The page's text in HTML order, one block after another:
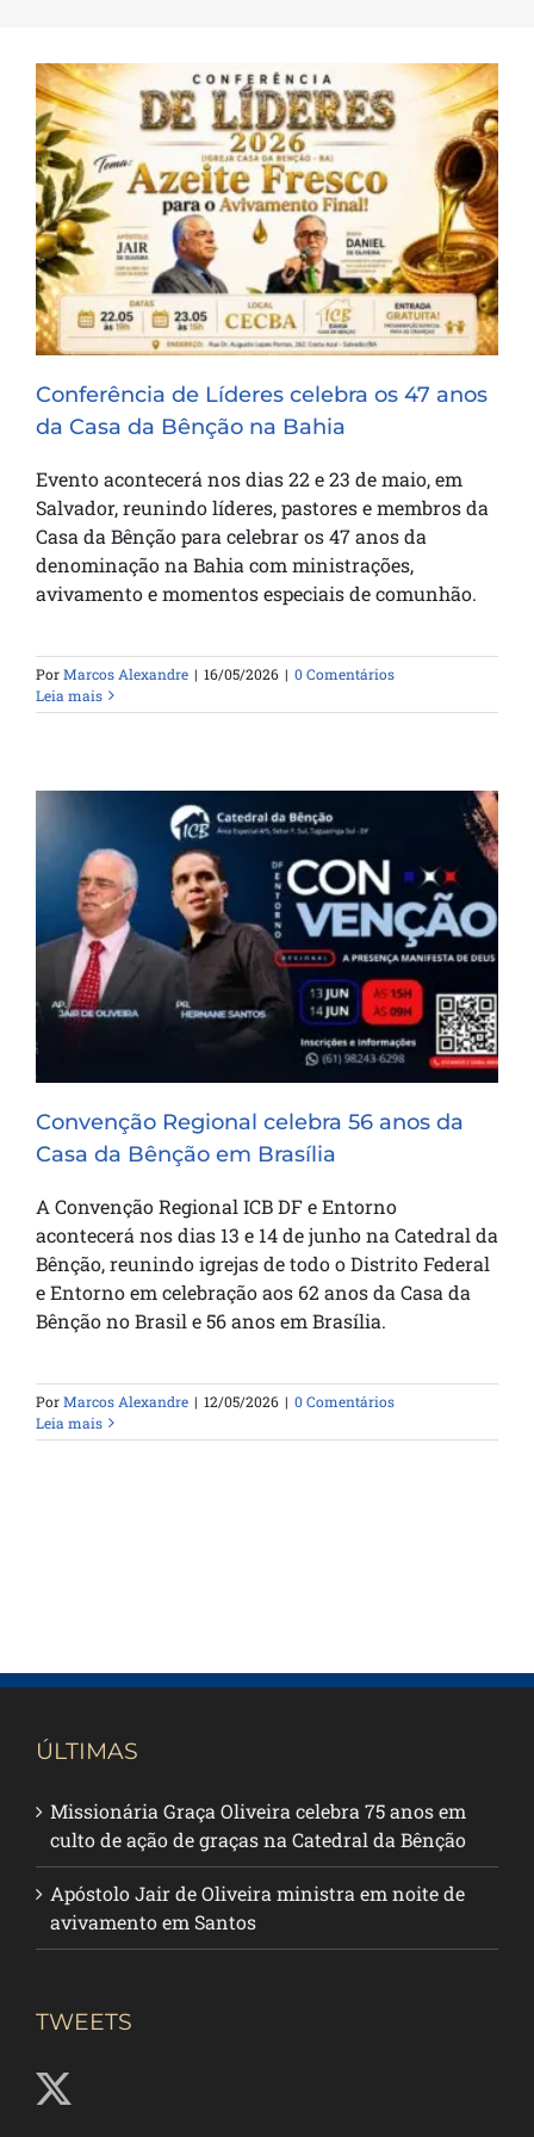
Conferência de Líderes celebra os 47
anos da Casa da Bênção na Bahia
Conferência de Líderes celebra os 47 anos
da Casa da Bênção na Bahia
Evento acontecerá nos dias 22 e 23 de maio, em
Salvador, reunindo líderes, pastores e membros da
Casa da Bênção para celebrar os 47 anos da
denominação na Bahia com ministrações,
avivamento e momentos especiais de comunhão.
PorMarcos Alexandre | 16/05/2026 | 0 Comentários
Leia mais
Convenção Regional celebra 56 anos da
Casa da Bênção em Brasília
Convenção Regional celebra 56 anos da
Casa da Bênção em Brasília
A Convenção Regional ICB DF e Entorno
acontecerá nos dias 13 e 14 de junho na Catedral da
Bênção, reunindo igrejas de todo o Distrito Federal
e Entorno em celebração aos 62 anos da Casa da
Bênção no Brasil e 56 anos em Brasília.
PorMarcos Alexandre | 12/05/2026 | 0 Comentários
Leia mais
ÚLTIMAS
Missionária Graça Oliveira celebra 75 anos em
culto de ação de graças na Catedral da Bênção
Apóstolo Jair de Oliveira ministra em noite de
avivamento em Santos
TWEETS